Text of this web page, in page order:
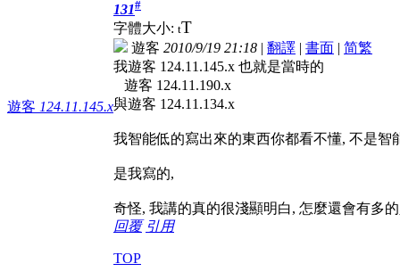
遊客 124.11.145.x
131#
字體大小: tT
遊客 2010/9/19 21:18 | 翻譯 | 書面 | 简繁
我遊客 124.11.145.x 也就是當時的
遊客 124.11.190.x
與遊客 124.11.134.x
我智能低的寫出來的東西你都看不懂, 不是智
是我寫的,
奇怪, 我講的真的很淺顯明白, 怎麼還會有多
回覆 引用
TOP